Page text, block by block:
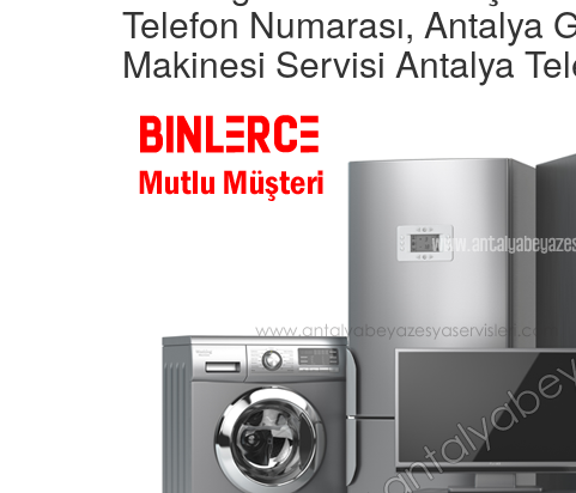
Telefon Numarası, Antalya
Makinesi Servisi Antalya